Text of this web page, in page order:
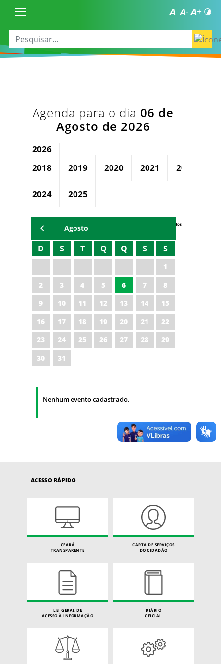
Agenda para o dia 06 de
Agosto de 2026
2026
2018
2019 2020 2021 2022
2024 2025
Eventos
Agosto
D S T Q Q S S
1
2
3 4 5 6 7
8
9
10 11 12 13 14
15
16
17 18 19 20 21
22
23
24 25 26 27 28
29
30
31
Nenhum evento cadastrado.
ACESSO RÁPIDO
CEARÁ
TRANSPARENTE
CARTA DE SERVIÇOS
DO CIDADÃO
LEI GERAL DE
ACESSO À INFORMAÇÃO
DIÁRIO
OFICIAL